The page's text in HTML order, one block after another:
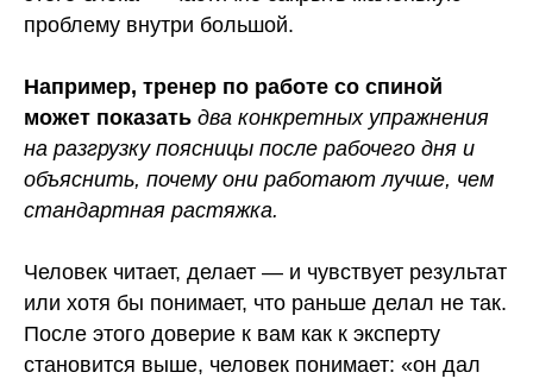
проблему внутри большой.
Например, тренер по работе со спиной
может показать два конкретных упражнения
на разгрузку поясницы после рабочего дня и
объяснить, почему они работают лучше, чем
стандартная растяжка.
Человек читает, делает — и чувствует результат
или хотя бы понимает, что раньше делал не так.
После этого доверие к вам как к эксперту
становится выше, человек понимает: «он дал